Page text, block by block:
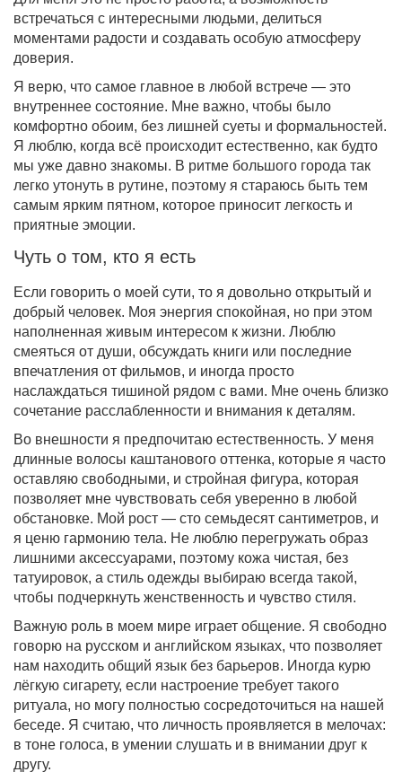
встречаться с интересными людьми, делиться
моментами радости и создавать особую атмосферу
доверия.
Я верю, что самое главное в любой встрече — это
внутреннее состояние. Мне важно, чтобы было
комфортно обоим, без лишней суеты и формальностей.
Я люблю, когда всё происходит естественно, как будто
мы уже давно знакомы. В ритме большого города так
легко утонуть в рутине, поэтому я стараюсь быть тем
самым ярким пятном, которое приносит легкость и
приятные эмоции.
Чуть о том, кто я есть
Если говорить о моей сути, то я довольно открытый и
добрый человек. Моя энергия спокойная, но при этом
наполненная живым интересом к жизни. Люблю
смеяться от души, обсуждать книги или последние
впечатления от фильмов, и иногда просто
наслаждаться тишиной рядом с вами. Мне очень близко
сочетание расслабленности и внимания к деталям.
Во внешности я предпочитаю естественность. У меня
длинные волосы каштанового оттенка, которые я часто
оставляю свободными, и стройная фигура, которая
позволяет мне чувствовать себя уверенно в любой
обстановке. Мой рост — сто семьдесят сантиметров, и
я ценю гармонию тела. Не люблю перегружать образ
лишними аксессуарами, поэтому кожа чистая, без
татуировок, а стиль одежды выбираю всегда такой,
чтобы подчеркнуть женственность и чувство стиля.
Важную роль в моем мире играет общение. Я свободно
говорю на русском и английском языках, что позволяет
нам находить общий язык без барьеров. Иногда курю
лёгкую сигарету, если настроение требует такого
ритуала, но могу полностью сосредоточиться на нашей
беседе. Я считаю, что личность проявляется в мелочах:
в тоне голоса, в умении слушать и в внимании друг к
другу.